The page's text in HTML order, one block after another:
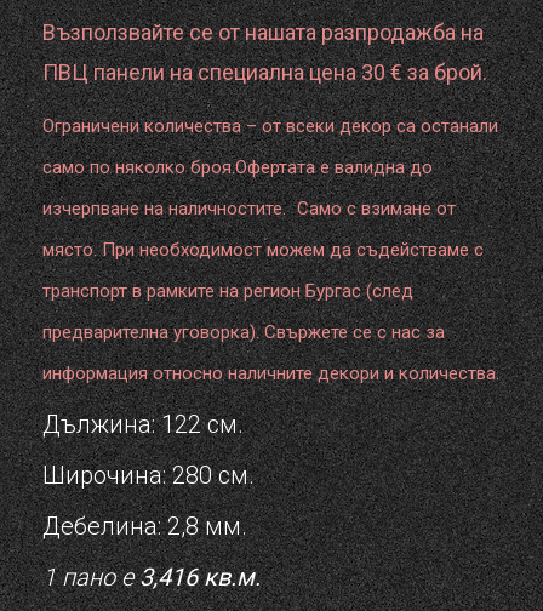
Възползвайте се от нашата разпродажба на
ПВЦ панели на специална цена 30 € за брой.
Ограничени количества – от всеки декор са останали
само по няколко броя.Офертата е валидна до
изчерпване на наличностите. Само с взимане от
място. При необходимост можем да съдействаме с
транспорт в рамките на регион Бургас (след
предварителна уговорка). Свържете се с нас за
информация относно наличните декори и количества.
Дължина: 122 см.
Широчина: 280 см.
Дебелина: 2,8 мм.
1 пано е3,416 кв.м.